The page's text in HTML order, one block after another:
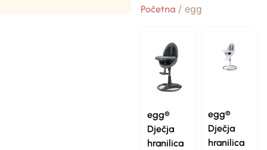
Početna/ egg
egg®
Dječja
hranilica
egg®
Dječja
hranilica